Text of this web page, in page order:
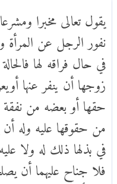
يقول تعالى مخبرا
نفور الرجل عن المرأة
في حال فراقه لها
زوجها أن ينفر عنها
حقها أو بعضه من
من حقوقها عليه وله
في بذلها ذلك له ولا
فلا جناح عليهما أن